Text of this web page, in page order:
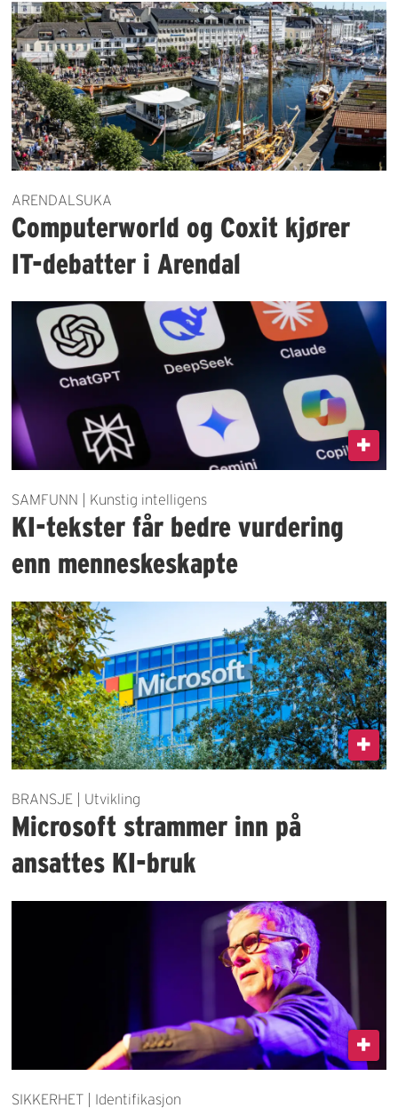
ARENDALSUKA
Computerworld og Coxit kjører
IT-debatter i Arendal
SAMFUNN | Kunstig intelligens
KI-tekster får bedre vurdering
enn menneskeskapte
BRANSJE | Utvikling
Microsoft strammer inn på
ansattes KI-bruk
SIKKERHET | Identifikasjon